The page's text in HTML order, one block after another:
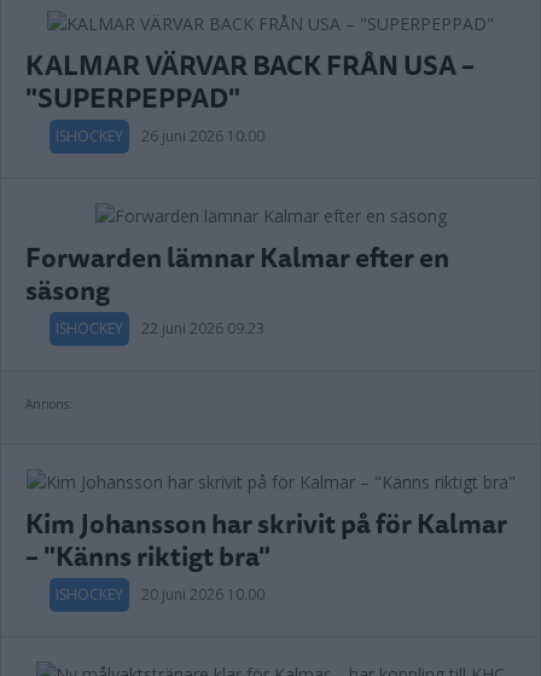
KALMAR VÄRVAR BACK FRÅN USA –
"SUPERPEPPAD"
ISHOCKEY 26 juni 2026 10.00
Forwarden lämnar Kalmar efter en
säsong
ISHOCKEY 22 juni 2026 09.23
Annons:
Kim Johansson har skrivit på för Kalmar
– "Känns riktigt bra"
ISHOCKEY 20 juni 2026 10.00